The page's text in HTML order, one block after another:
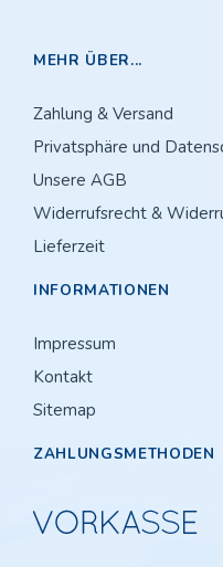
MEHR ÜBER...
Zahlung & Versand
Privatsphäre und
Unsere AGB
Widerrufsrecht &
Lieferzeit
INFORMATIONEN
Impressum
Kontakt
Sitemap
ZAHLUNGSMETHODEN